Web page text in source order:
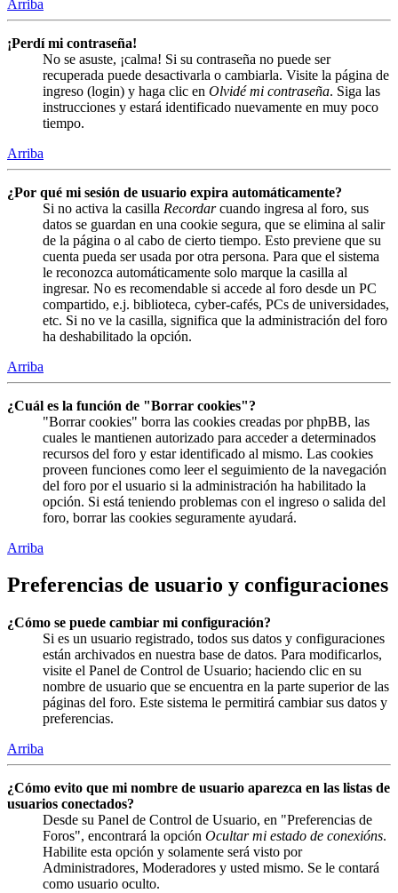
Arriba
¡Perdí mi contraseña!
No se asuste, ¡calma! Si su contraseña no puede ser
recuperada puede desactivarla o cambiarla. Visite la página de
ingreso (login) y haga clic en Olvidé mi contraseña. Siga las
instrucciones y estará identificado nuevamente en muy poco
tiempo.
Arriba
¿Por qué mi sesión de usuario expira automáticamente?
Si no activa la casilla Recordarcuando ingresa al foro, sus
datos se guardan en una cookie segura, que se elimina al salir
de la página o al cabo de cierto tiempo. Esto previene que su
cuenta pueda ser usada por otra persona. Para que el sistema
le reconozca automáticamente solo marque la casilla al
ingresar. No es recomendable si accede al foro desde un PC
compartido, e.j. biblioteca, cyber-cafés, PCs de universidades,
etc. Si no ve la casilla, significa que la administración del foro
ha deshabilitado la opción.
Arriba
¿Cuál es la función de "Borrar cookies"?
"Borrar cookies" borra las cookies creadas por phpBB, las
cuales le mantienen autorizado para acceder a determinados
recursos del foro y estar identificado al mismo. Las cookies
proveen funciones como leer el seguimiento de la navegación
del foro por el usuario si la administración ha habilitado la
opción. Si está teniendo problemas con el ingreso o salida del
foro, borrar las cookies seguramente ayudará.
Arriba
Preferencias de usuario y configuraciones
¿Cómo se puede cambiar mi configuración?
Si es un usuario registrado, todos sus datos y configuraciones
están archivados en nuestra base de datos. Para modificarlos,
visite el Panel de Control de Usuario; haciendo clic en su
nombre de usuario que se encuentra en la parte superior de las
páginas del foro. Este sistema le permitirá cambiar sus datos y
preferencias.
Arriba
¿Cómo evito que mi nombre de usuario aparezca en las listas de
usuarios conectados?
Desde su Panel de Control de Usuario, en "Preferencias de
Foros", encontrará la opción Ocultar mi estado de conexións.
Habilite esta opción y solamente será visto por
Administradores, Moderadores y usted mismo. Se le contará
como usuario oculto.